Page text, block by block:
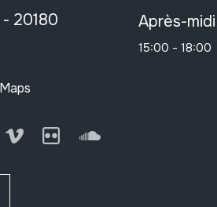
20180
Vimeo FlickrSoundCloud
Après-
15:00 - 18:00